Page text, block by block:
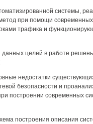
системы,
при помощи современных
трафика и
данных целей в работе
недостатки
безопасности и
построении современных
построения описания